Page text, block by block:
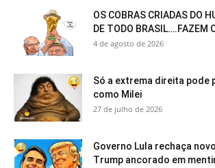
OS COBRAS CRIADAS DO
DE TODO BRASIL….FAZEM
4 de agosto de 2026
Só a extrema direita pode
como Milei
27 de julho de 2026
Governo Lula rechaça
Trump ancorado em